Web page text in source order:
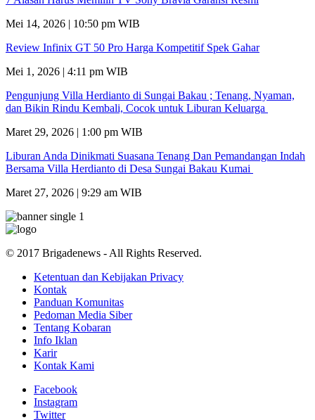
Mei 14, 2026 | 10:50 pm WIB
Review Infinix GT 50 Pro Harga Kompetitif Spek Gahar
Mei 1, 2026 | 4:11 pm WIB
Pengunjung Villa Herdianto di Sungai Bakau ; Tenang, Nyaman,
dan Bikin Rindu Kembali, Cocok untuk Liburan Keluarga
Maret 29, 2026 | 1:00 pm WIB
Liburan Anda Dinikmati Suasana Tenang Dan Pemandangan Indah
Bersama Villa Herdianto di Desa Sungai Bakau Kumai
Maret 27, 2026 | 9:29 am WIB
© 2017 Brigadenews - All Rights Reserved.
Ketentuan dan Kebijakan Privacy
Kontak
Panduan Komunitas
Pedoman Media Siber
Tentang Kobaran
Info Iklan
Karir
Kontak Kami
Facebook
Instagram
Twitter